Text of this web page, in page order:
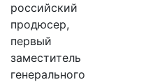
российский
продюсер,
первый
заместитель
генерального